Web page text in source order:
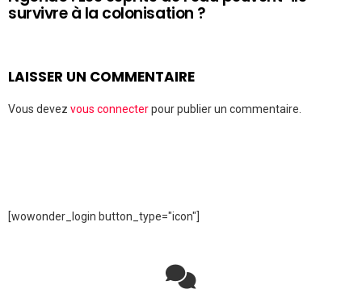
survivre à la colonisation ?
LAISSER UN COMMENTAIRE
Vous devez vous connecterpour publier un commentaire.
[wowonder_login button_type="icon"]